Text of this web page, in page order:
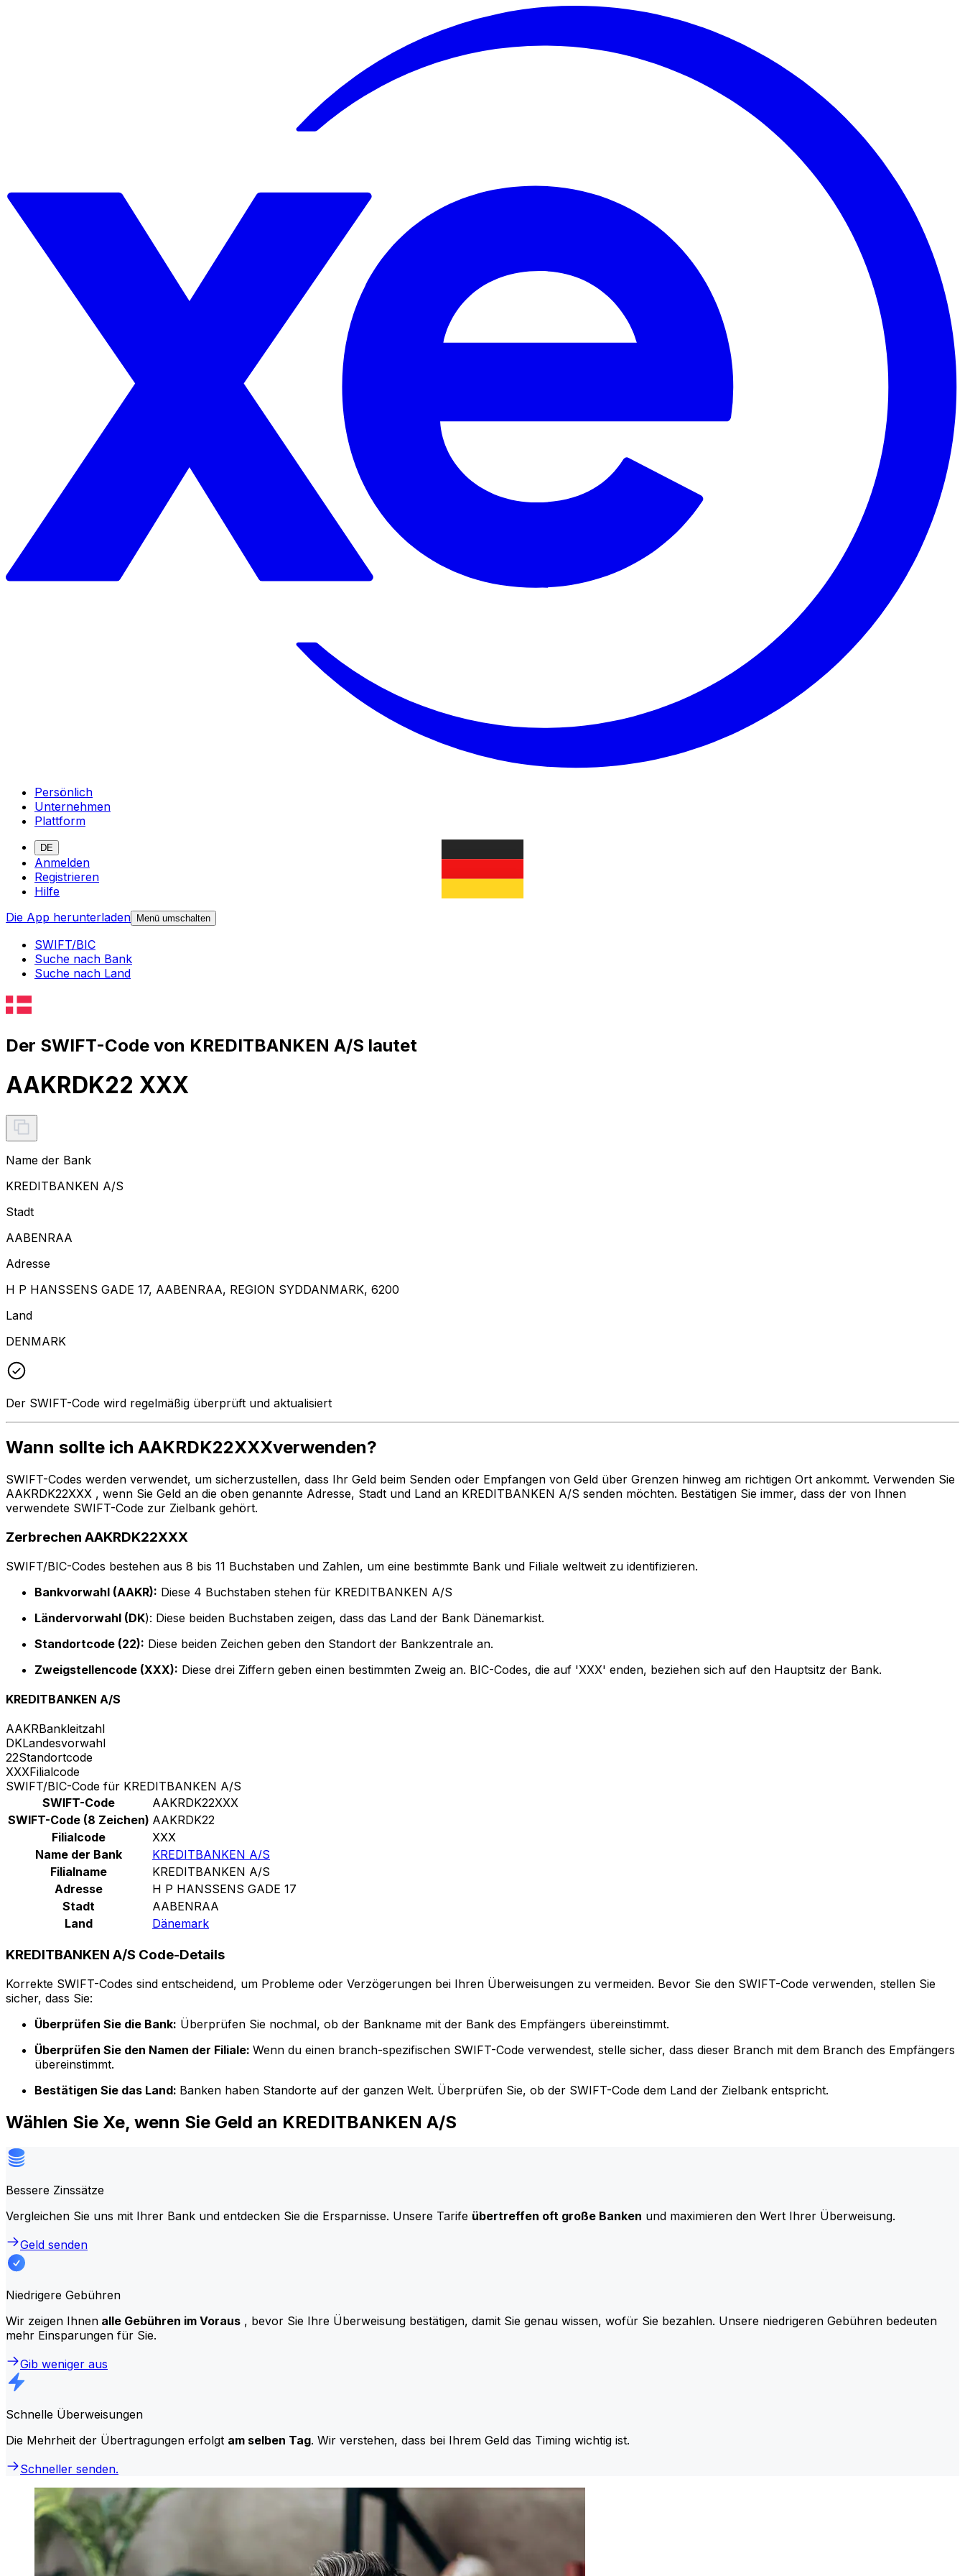
Persönlich
Unternehmen
Plattform
DE
Anmelden
Registrieren
Hilfe
Die App herunterladen Menü umschalten
SWIFT/BIC
Suche nach Bank
Suche nach Land
Der SWIFT-Code von KREDITBANKEN A/S lautet
AAKRDK22 XXX
Name der Bank
KREDITBANKEN A/S
Stadt
AABENRAA
Adresse
H P HANSSENS GADE 17, AABENRAA, REGION SYDDANMARK, 6200
Land
DENMARK
Der SWIFT-Code wird regelmäßig überprüft und aktualisiert
Wann sollte ich AAKRDK22XXXverwenden?
SWIFT-Codes werden verwendet, um sicherzustellen, dass Ihr Geld beim Senden oder Empfangen von Geld über Grenzen hinweg am richtigen Ort ankommt. Verwenden Sie
AAKRDK22XXX , wenn Sie Geld an die oben genannte Adresse, Stadt und Land an KREDITBANKEN A/S senden möchten. Bestätigen Sie immer, dass der von Ihnen
verwendete SWIFT-Code zur Zielbank gehört.
Zerbrechen AAKRDK22XXX
SWIFT/BIC-Codes bestehen aus 8 bis 11 Buchstaben und Zahlen, um eine bestimmte Bank und Filiale weltweit zu identifizieren.
Bankvorwahl (AAKR): Diese 4 Buchstaben stehen für KREDITBANKEN A/S
Ländervorwahl (DK): Diese beiden Buchstaben zeigen, dass das Land der Bank Dänemarkist.
Standortcode (22): Diese beiden Zeichen geben den Standort der Bankzentrale an.
Zweigstellencode (XXX): Diese drei Ziffern geben einen bestimmten Zweig an. BIC-Codes, die auf 'XXX' enden, beziehen sich auf den Hauptsitz der Bank.
KREDITBANKEN A/S
AAKRBankleitzahl
DKLandesvorwahl
22Standortcode
XXXFilialcode
SWIFT/BIC-Code für KREDITBANKEN A/S
SWIFT-Code
AAKRDK22XXX
SWIFT-Code (8 Zeichen) AAKRDK22
Filialcode
XXX
Name der Bank
KREDITBANKEN A/S
Filialname
KREDITBANKEN A/S
Adresse
H P HANSSENS GADE 17
Stadt
AABENRAA
Land
Dänemark
KREDITBANKEN A/S Code-Details
Korrekte SWIFT-Codes sind entscheidend, um Probleme oder Verzögerungen bei Ihren Überweisungen zu vermeiden. Bevor Sie den SWIFT-Code verwenden, stellen Sie
sicher, dass Sie:
Überprüfen Sie die Bank: Überprüfen Sie nochmal, ob der Bankname mit der Bank des Empfängers übereinstimmt.
Überprüfen Sie den Namen der Filiale: Wenn du einen branch-spezifischen SWIFT-Code verwendest, stelle sicher, dass dieser Branch mit dem Branch des Empfängers
übereinstimmt.
Bestätigen Sie das Land: Banken haben Standorte auf der ganzen Welt. Überprüfen Sie, ob der SWIFT-Code dem Land der Zielbank entspricht.
Wählen Sie Xe, wenn Sie Geld an KREDITBANKEN A/S
Bessere Zinssätze
Vergleichen Sie uns mit Ihrer Bank und entdecken Sie die Ersparnisse. Unsere Tarife übertreffen oft große Banken und maximieren den Wert Ihrer Überweisung.
Geld senden
Niedrigere Gebühren
Wir zeigen Ihnen alle Gebühren im Voraus , bevor Sie Ihre Überweisung bestätigen, damit Sie genau wissen, wofür Sie bezahlen. Unsere niedrigeren Gebühren bedeuten
mehr Einsparungen für Sie.
Gib weniger aus
Schnelle Überweisungen
Die Mehrheit der Übertragungen erfolgt am selben Tag. Wir verstehen, dass bei Ihrem Geld das Timing wichtig ist.
Schneller senden.